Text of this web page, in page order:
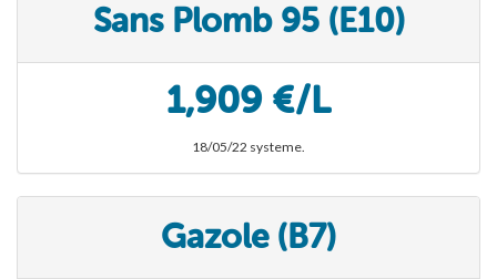
Sans Plomb 95 (E10)
1,909 €/L
18/05/22 systeme.
Gazole (B7)